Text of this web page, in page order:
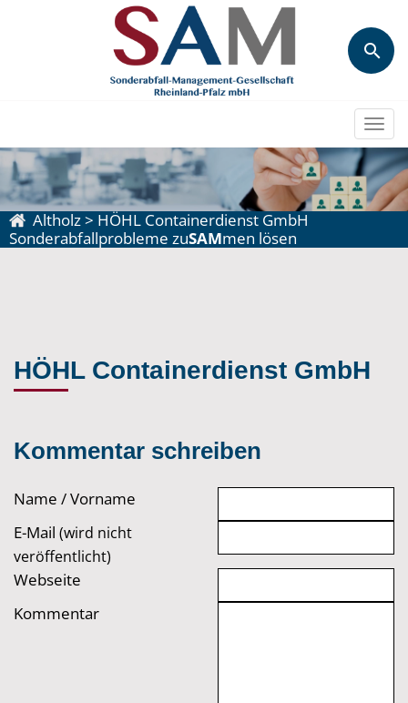
Altholz> HÖHL Containerdienst GmbH
Sonderabfallprobleme zuSAMmen lösen
HÖHL Containerdienst GmbH
Kommentar schreiben
Name / Vorname
E-Mail (wird nicht
veröffentlicht)
Webseite
Kommentar